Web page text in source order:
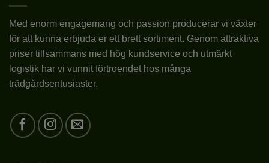
Med enorm engagemang och passion producerar vi växter
för att kunna erbjuda er ett brett sortiment. Genom attraktiva
priser tillsammans med hög kundservice och utmärkt
logistik har vi vunnit förtroendet hos många
trädgårdsentusiaster.